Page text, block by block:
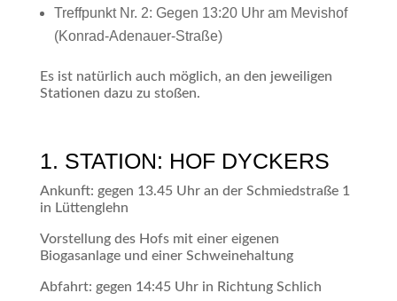
Treffpunkt Nr. 2: Gegen 13:20 Uhr am Mevishof
(Konrad-Adenauer-Straße)
Es ist natürlich auch möglich, an den jeweiligen
Stationen dazu zu stoßen.
1. STATION: HOF DYCKERS
Ankunft: gegen 13.45 Uhr an der Schmiedstraße 1
in Lüttenglehn
Vorstellung des Hofs mit einer eigenen
Biogasanlage und einer Schweinehaltung
Abfahrt: gegen 14:45 Uhr in Richtung Schlich